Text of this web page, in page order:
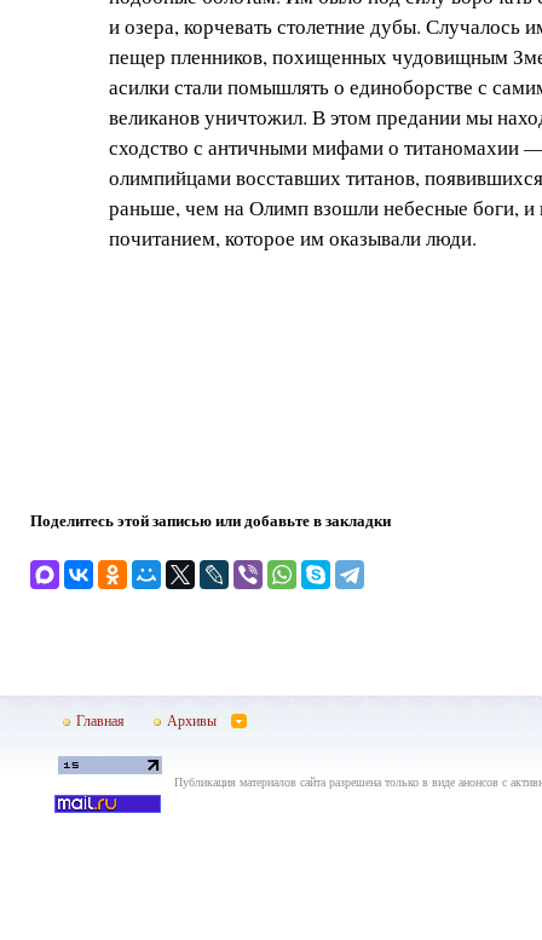
и озера, корчевать столетние дубы. Случалось
пещер пленников, похищенных чудовищным
асилки стали помышлять о единоборстве с
великанов уничтожил. В этом предании мы
сходство с античными мифами о титаномахии
олимпийцами восставших титанов,
раньше, чем на Олимп взошли небесные боги, и
почитанием, которое им оказывали люди.
Поделитесь этой записью или добавьте в закладки
Главная Архивы
Публикация материалов сайта разрешена только в виде анонсов с